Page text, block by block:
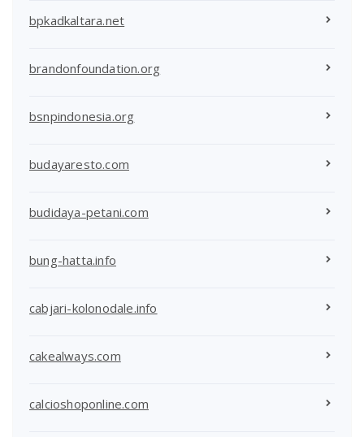
bpkadkaltara.net
brandonfoundation.org
bsnpindonesia.org
budayaresto.com
budidaya-petani.com
bung-hatta.info
cabjari-kolonodale.info
cakealways.com
calcioshoponline.com